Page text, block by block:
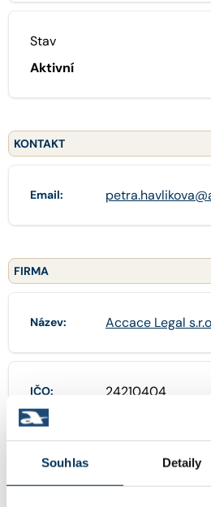
Souhlas Detaily
Stav
Aktivní
KONTAKT
Email:
FIRMA
Název: Accace Legal
IČO: 24210404
Adresa: Hvězdova 1716/